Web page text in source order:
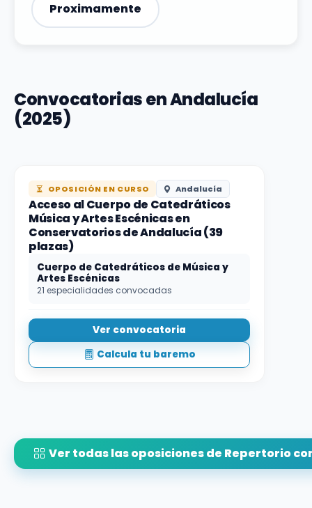
Proximamente
Convocatorias en Andalucía
(2025)
OPOSICIÓN EN CURSO Andalucía
Acceso al Cuerpo de Catedráticos
Música y Artes Escénicas en
Conservatorios de Andalucía (39
plazas)
Cuerpo de Catedráticos de Música y
Artes Escénicas
21 especialidades convocadas
Ver convocatoria
Calcula tu baremo
Ver todas las oposiciones de Repertorio